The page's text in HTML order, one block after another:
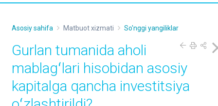
Asosiy sahifa Matbuot xizmati So'nggi yangiliklar
Gurlan tumanida aholi
mablagʻlari hisobidan asosiy
kapitalga qancha investitsiya